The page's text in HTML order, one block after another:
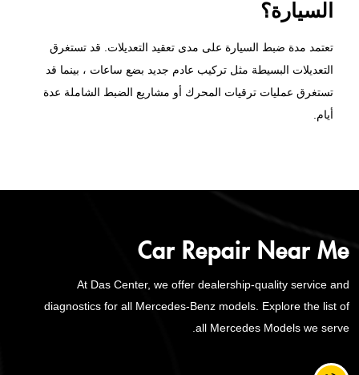
السيارة؟
تعتمد مدة ضبط السيارة على مدى تعقيد التعديلات. قد تستغرق
التعديلات البسيطة مثل تركيب عادم جديد بضع ساعات ، بينما قد
تستغرق عمليات ترقيات المحرك أو مشاريع الضبط الشاملة عدة
أيام.
Car Repair Near Me
At Das Center, we offer dealership-quality service and
diagnostics for all Mercedes-Benz models. Explore the list of
all Mercedes Models we serve.